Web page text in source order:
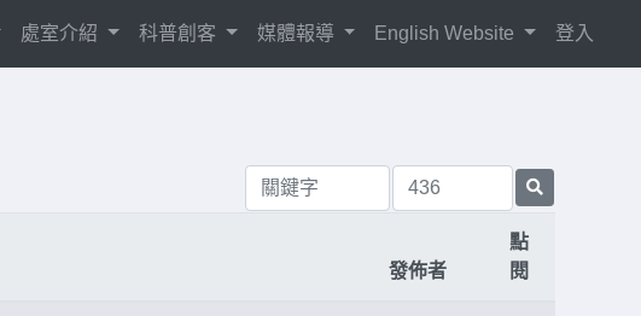
處室介紹 科普創客 媒體報導 English Website 登入
發佈者
點
閱